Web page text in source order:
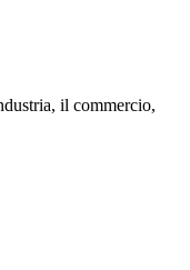
il commercio,